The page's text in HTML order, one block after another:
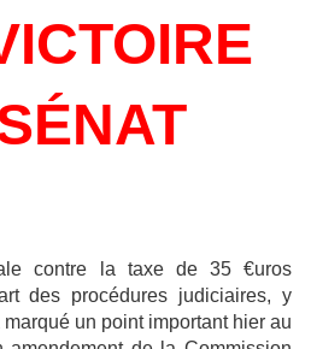
contre la taxe de 35 €uros
des procédures judiciaires, y
un point important hier au